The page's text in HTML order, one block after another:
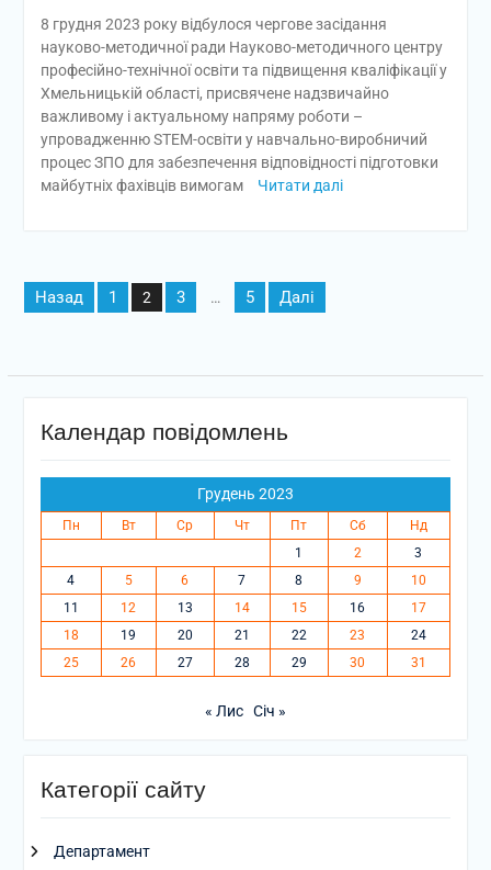
8 грудня 2023 року відбулося чергове засідання
науково-методичної ради Науково-методичного центру
професійно-технічної освіти та підвищення кваліфікації у
Хмельницькій області, присвячене надзвичайно
важливому і актуальному напряму роботи –
упровадженню STEM-освіти у навчально-виробничий
процес ЗПО для забезпечення відповідності підготовки
майбутніх фахівців вимогам
Читати далі
Пагінація
записів
Назад 1 2 3 … 5 Далі
Календар повідомлень
Грудень 2023
Пн Вт Ср Чт Пт Сб
Нд
1
2
3
4
5 6 7 8 9
10
11
12 13 14 15 16
17
18
19 20 21 22 23
24
25
26 27 28 29 30 31
« Лис Січ »
Категорії сайту
Департамент